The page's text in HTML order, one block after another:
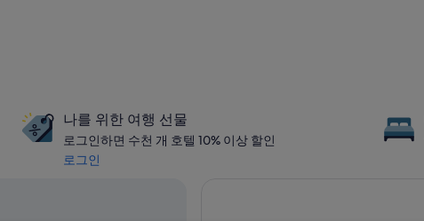
나를 위한 여행 선물
로그인하면 수천 개 호텔 10% 이상 할인
로그인